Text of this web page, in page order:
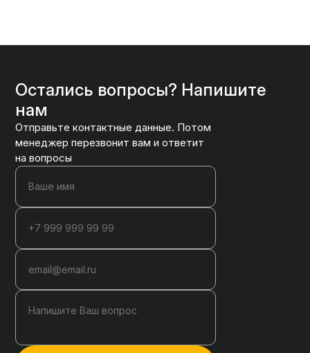
Остались вопросы? Напишите
нам
Отправьте контактные данные. Потом
менеджер перезвонит вам и ответит
на вопросы